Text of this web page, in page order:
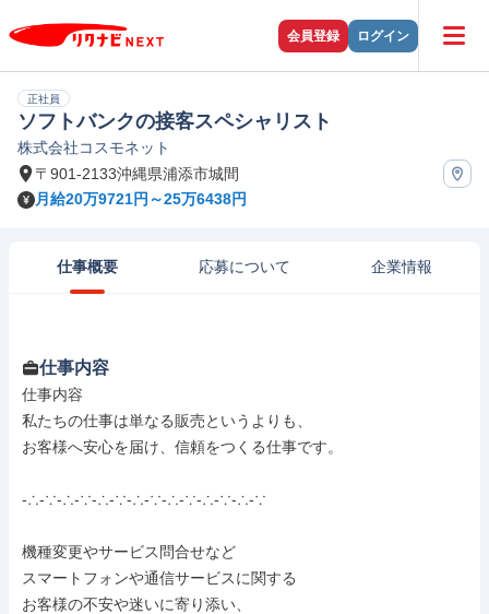
会員登録 ログイン
正社員
ソフトバンクの接客スペシャリスト
株式会社コスモネット
〒901-2133沖縄県浦添市城間
月給20万9721円～25万6438円
仕事概要 応募について 企業情報
仕事内容
仕事内容
私たちの仕事は単なる販売というよりも、
お客様へ安心を届け、信頼をつくる仕事です。
-∴-∵-∴-∵-∴-∵-∴-∵-∴-∵-∴-∵-∴-∵
機種変更やサービス問合せなど
スマートフォンや通信サービスに関する
お客様の不安や迷いに寄り添い、